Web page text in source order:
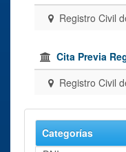
Registro Civil
Cita Previa
Registro Civil
Categorías